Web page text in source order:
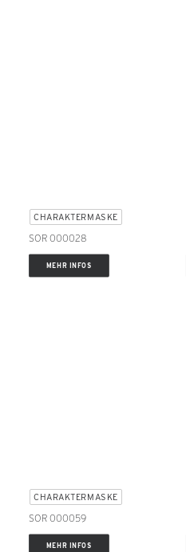
CHARAKTERMASKE
SOR 000028
MEHR INFOS
CHARAKTERMASKE
SOR 000059
MEHR INFOS